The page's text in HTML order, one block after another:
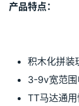
产品特点：
积木化拼装
3-9v宽范围
TT马达通用